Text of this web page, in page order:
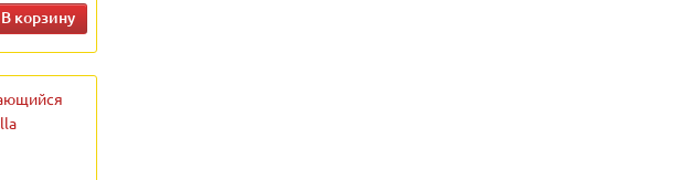
В корзину